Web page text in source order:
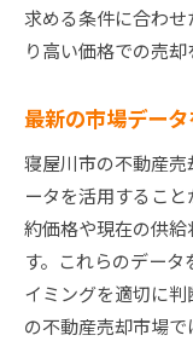
寝屋川市
地域の成
寝屋川市
地域住民
地域密着
未来を見据え
長期的な
将来的な
求める条件に合わ
り高い価格での売却
最新の市場デー
寝屋川市の不動産
ータを活用するこ
約価格や現在の供
す。これらのデー
イミングを適切に
の不動産売却市場